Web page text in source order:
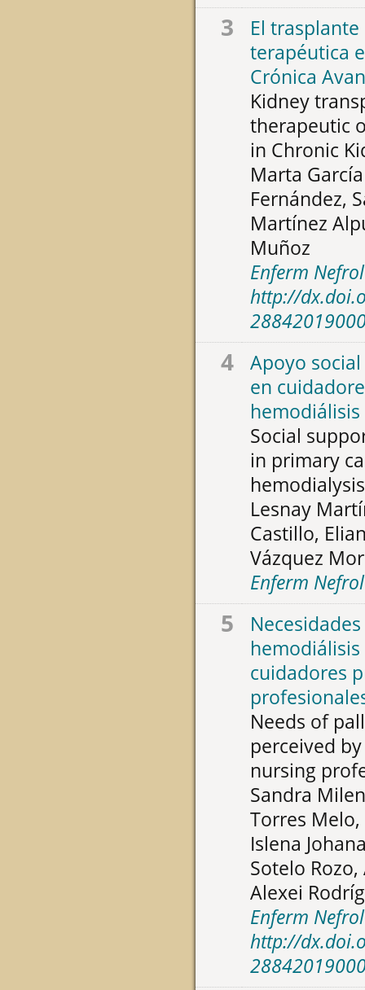
3
El
terapéutica
Crónica
Kidney
therapeutic
in Chronic
Marta
Fernández,
Martínez
Muñoz
Enferm
http://
4
Apoyo
en
hemodiálisis
Social
in primary
hemodialysis
Lesnay
Castillo,
Vázquez
Enferm
5
cuidadores
Needs of
perceived
nursing
Sandra
Torres
Islena
Sotelo
Alexei
Enferm
http://